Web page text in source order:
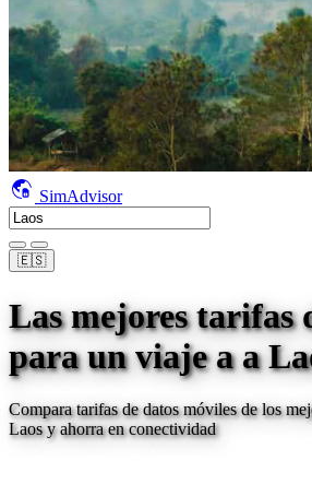
SimAdvisor
🇪🇸
Las mejores tarifas
para un viaje aa
Compara tarifas de datos móviles de los
Laosy ahorra en conectividad